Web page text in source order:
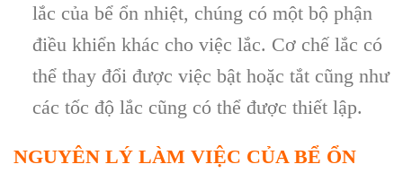
lắc của bể ổn nhiệt, chúng có một bộ phận
điều khiển khác cho việc lắc. Cơ chế lắc có
thể thay đổi được việc bật hoặc tắt cũng như
các tốc độ lắc cũng có thể được thiết lập.
NGUYÊN LÝ LÀM VIỆC CỦA BỂ ỔN